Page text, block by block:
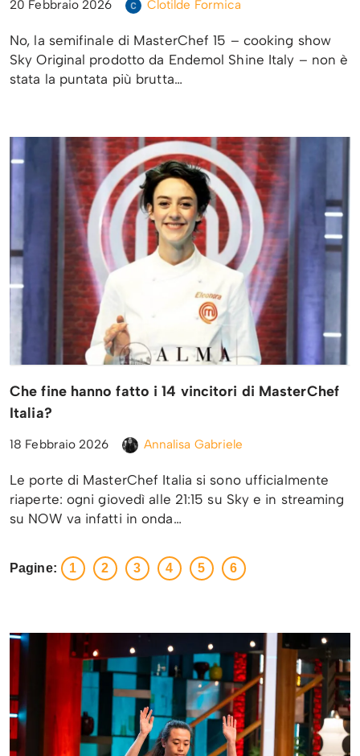
20 Febbraio 2026 Clotilde Formica
No, la semifinale di MasterChef 15 – cooking show
Sky Original prodotto da Endemol Shine Italy – non è
stata la puntata più brutta…
Che fine hanno fatto i 14 vincitori di MasterChef
Italia?
18 Febbraio 2026 Annalisa Gabriele
Le porte di MasterChef Italia si sono ufficialmente
riaperte: ogni giovedì alle 21:15 su Sky e in streaming
su NOW va infatti in onda…
Pagine: 1 2 3 4 5 6